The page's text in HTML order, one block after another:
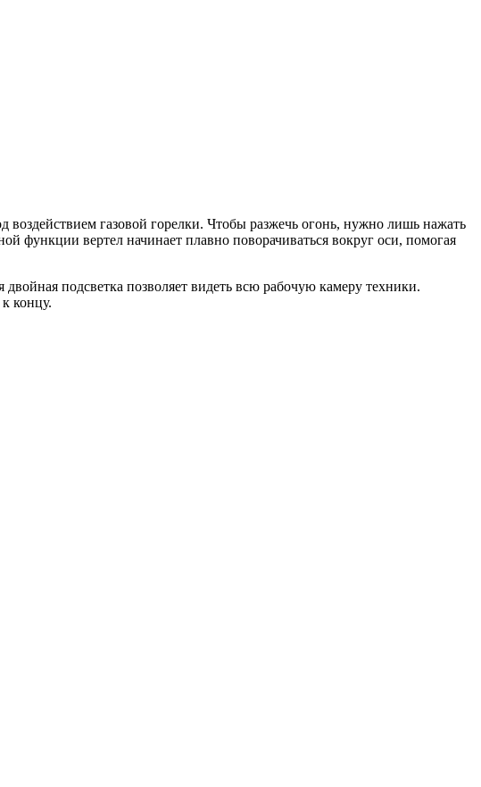
воздействием газовой горелки. Чтобы разжечь огонь, нужно лишь нажать
функции вертел начинает плавно поворачиваться вокруг оси, помогая
подсветка позволяет видеть всю рабочую камеру техники.
концу.